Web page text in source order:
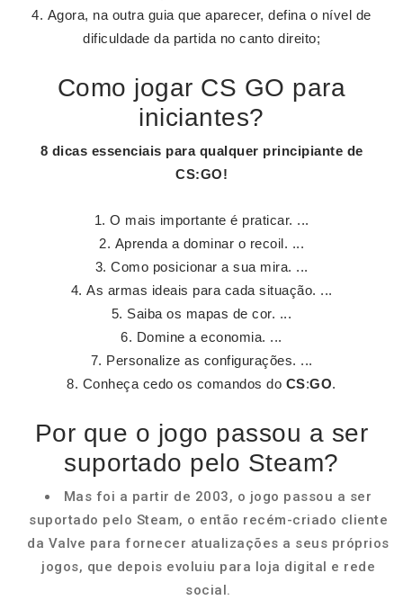
Agora, na outra guia que aparecer, defina o nível de
dificuldade da partida no canto direito;
Como jogar CS GO para
iniciantes?
8 dicas essenciais para qualquer principiante de
CS:GO!
O mais importante é praticar. ...
Aprenda a dominar o recoil. ...
Como posicionar a sua mira. ...
As armas ideais para cada situação. ...
Saiba os mapas de cor. ...
Domine a economia. ...
Personalize as configurações. ...
Conheça cedo os comandos do CS:GO.
Por que o jogo passou a ser
suportado pelo Steam?
Mas foi a partir de 2003, o jogo passou a ser
suportado pelo Steam, o então recém-criado cliente
da Valve para fornecer atualizações a seus próprios
jogos, que depois evoluiu para loja digital e rede
social.